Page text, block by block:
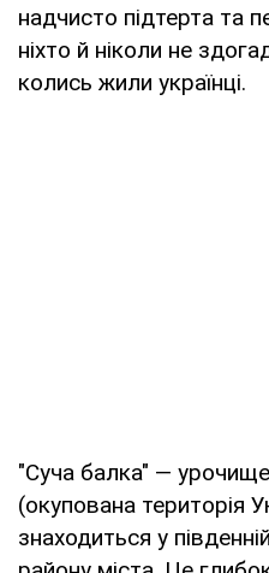
надчисто підтерта та
ніхто й ніколи не
колись жили українці.
"Суча балка" — урочище
(окупована територія
знаходиться у